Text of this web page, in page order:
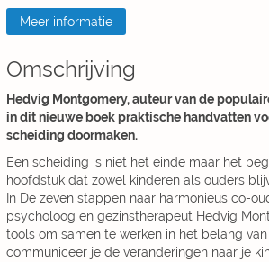
Meer informatie
Omschrijving
Hedvig Montgomery, auteur van de
in dit nieuwe boek praktische handvatten
scheiding doormaken.
Een scheiding is niet het einde maar het
hoofdstuk dat zowel kinderen als ouders
In De zeven stappen naar harmonieus co-
psycholoog en gezinstherapeut Hedvig
tools om samen te werken in het belang
communiceer je de veranderingen naar je